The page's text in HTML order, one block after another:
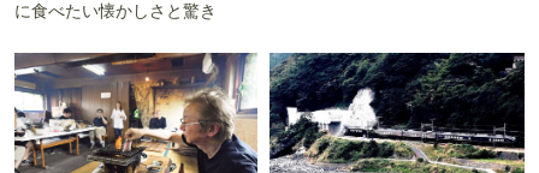
に食べたい懐かしさと驚き